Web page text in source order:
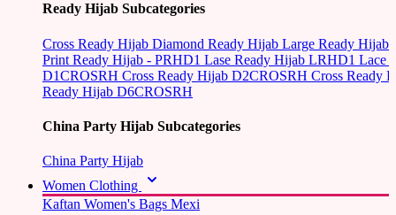
Ready Hijab Subcategories
Cross Ready Hijab Diamond Ready Hijab Large Ready Hijab
Print Ready Hijab - PRHD1 Lase Ready Hijab LRHD1 Lace
D1CROSRH Cross Ready Hijab D2CROSRH Cross Ready
Ready Hijab D6CROSRH
China Party Hijab Subcategories
China Party Hijab
Women Clothing
Kaftan Women's Bags Mexi